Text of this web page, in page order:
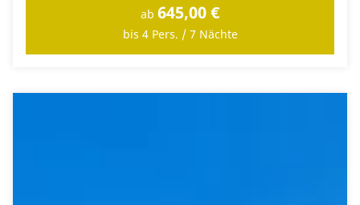
ab 645,00 €
bis 4 Pers. / 7 Nächte